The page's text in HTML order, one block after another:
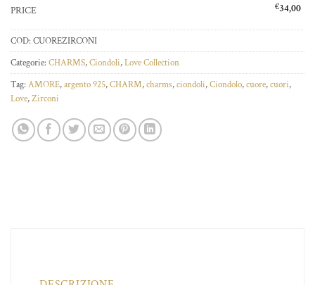
PRICE €34,00
COD: CUOREZIRCONI
Categorie: CHARMS,Ciondoli,Love Collection
Tag: AMORE,argento 925,CHARM,charms,ciondoli,Ciondolo,cuore,cuori,
Love,Zirconi